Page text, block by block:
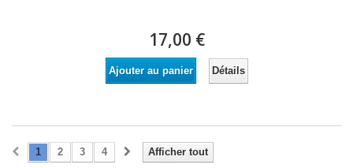
17,00 €
Ajouter au panier Détails
Afficher tout
1 2 3 4